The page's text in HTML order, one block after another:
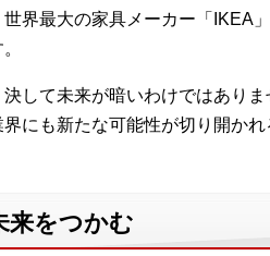
界最大の家具メーカー「IKEA
して未来が暗いわけではあり
にも新たな可能性が切り開かれ
来をつかむ